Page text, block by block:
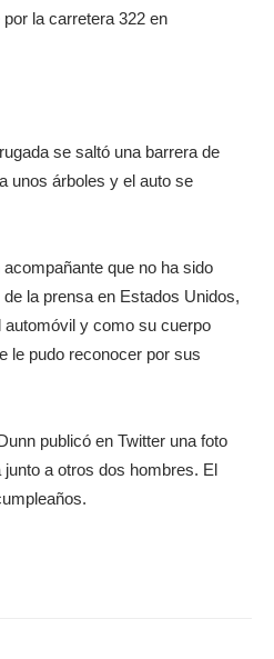
la carretera 322 en
se saltó una barrera de
unos árboles y el auto se
que no ha sido
la prensa en Estados Unidos,
automóvil y como su cuerpo
le pudo reconocer por sus
publicó en Twitter una foto
a otros dos hombres. El